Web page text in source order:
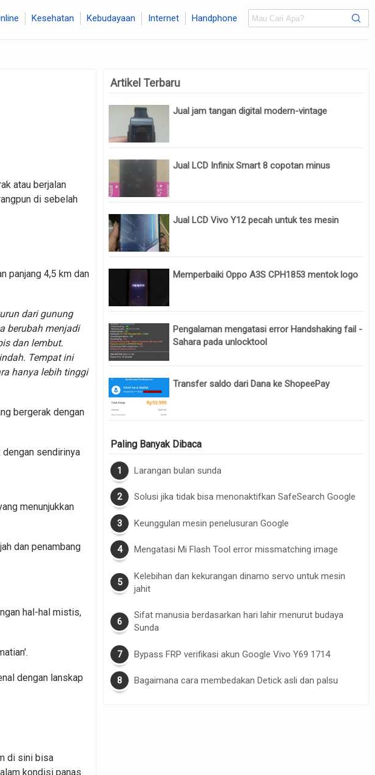
Kesehatan Kebudayaan Internet Handphone
atau berjalan
di sebelah
panjang 4,5 km dan
dari gunung
berubah menjadi
dan lembut.
Tempat ini
hanya lebih tinggi
bergerak dengan
sendirinya
menunjukkan
dan penambang
hal-hal mistis,
dengan lanskap
di sini bisa
kondisi panas
Artikel Terbaru
Jual jam tangan digital modern-vintage
Jual LCD Infinix Smart 8 copotan minus
Jual LCD Vivo Y12 pecah untuk tes mesin
Memperbaiki Oppo A3S CPH1853 mentok logo
Pengalaman mengatasi error Handshaking fail -
Sahara pada unlocktool
Transfer saldo dari Dana ke ShopeePay
Paling Banyak Dibaca
Larangan bulan sunda
Solusi jika tidak bisa menonaktifkan SafeSearch Google
Keunggulan mesin penelusuran Google
Mengatasi Mi Flash Tool error missmatching image
Kelebihan dan kekurangan dinamo servo untuk mesin
jahit
Sifat manusia berdasarkan hari lahir menurut budaya
Sunda
Bypass FRP verifikasi akun Google Vivo Y69 1714
Bagaimana cara membedakan Detick asli dan palsu